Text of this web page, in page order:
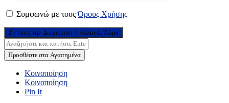
Συμφωνώ με τουςΌρους Χρήσης
Ζητήστε την Διαχείριση ή Αλλαγές Τώρα
Προσθέστε στα Αγαπημένα
Κοινοποίηση
Κοινοποίηση
Pin It